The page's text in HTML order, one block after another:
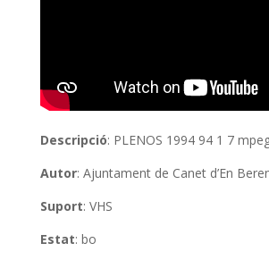
Descripció: PLENOS 1994 94 1 7
Autor: Ajuntament de Canet d’En
Suport: VHS
Estat: bo